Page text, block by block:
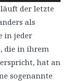
Hoch/Runter
zu
der letzte
als
in jeder
die in ihrem
hat an
sogenannte